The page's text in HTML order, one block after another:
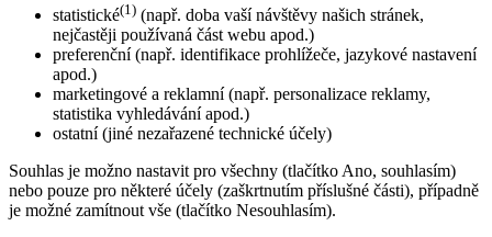
statistické(1) (např. doba vaší návštěvy našich stránek,
nejčastěji používaná část webu apod.)
preferenční (např. identifikace prohlížeče, jazykové nastavení
apod.)
marketingové a reklamní (např. personalizace reklamy,
statistika vyhledávání apod.)
ostatní (jiné nezařazené technické účely)
Souhlas je možno nastavit pro všechny (tlačítko Ano, souhlasím)
nebo pouze pro některé účely (zaškrtnutím příslušné části), případně
je možné zamítnout vše (tlačítko Nesouhlasím).